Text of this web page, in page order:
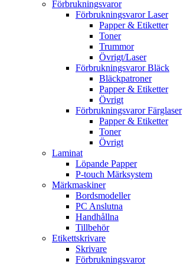
Förbrukningsvaror
Förbrukningsvaror Laser
Papper & Etiketter
Toner
Trummor
Övrigt/Laser
Förbrukningsvaror Bläck
Bläckpatroner
Papper & Etiketter
Övrigt
Förbrukningsvaror Färglaser
Papper & Etiketter
Toner
Övrigt
Laminat
Löpande Papper
P-touch Märksystem
Märkmaskiner
Bordsmodeller
PC Anslutna
Handhållna
Tillbehör
Etikettskrivare
Skrivare
Förbrukningsvaror